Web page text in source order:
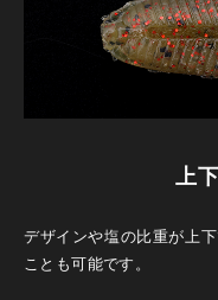
上
デザインや塩の比重が上
ことも可能です。